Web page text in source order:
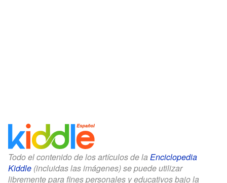
Todo el contenido de los artículos de la Enciclopedia
Kiddle (incluidas las imágenes) se puede utilizar
libremente para fines personales y educativos bajo la